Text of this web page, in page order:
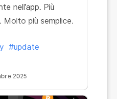
nell’app. Più
Molto più semplice.
#update
2025